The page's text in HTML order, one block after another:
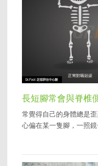
長短腳常會與脊椎
常覺得自己的身體總是
心偏在某一隻腳，一照